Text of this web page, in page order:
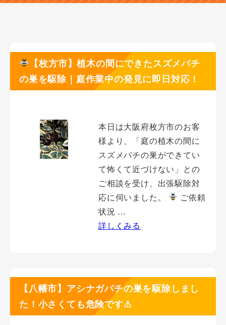
【枚方市】植木の間にできたスズメバチ
の巣を駆除｜庭作業中の発見に即日対応！
本日は大阪府枚方市のお客
様より、「庭の植木の間に
スズメバチの巣ができてい
て怖くて近づけない」との
ご相談を受け、出張駆除対
応に伺いました。
ご依頼
状況 …
詳しくみる
【八幡市】アシナガバチの巣を駆除しまし
た！小さくても危険です⚠